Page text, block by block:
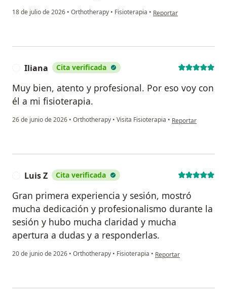
18 de julio de 2026 • Orthotherapy • Fisioterapia • en opinión del usuario
Reportar
Iliana Cita verificada
Muy bien, atento y profesional. Por eso voy con
él a mi fisioterapia.
26 de junio de 2026 • Orthotherapy • Visita Fisioterapia • en opinión del
Reportar
Luis Z Cita verificada
Gran primera experiencia y sesión, mostró
mucha dedicación y profesionalismo durante la
sesión y hubo mucha claridad y mucha
apertura a dudas y a responderlas.
20 de junio de 2026 • Orthotherapy • Fisioterapia • en opinión del usuario
Reportar